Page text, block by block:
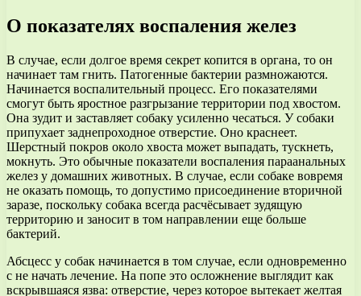
О показателях воспаления желез
В случае, если долгое время секрет копится в органа, то он
начинает там гнить. Патогенные бактерии размножаются.
Начинается воспалительный процесс. Его показателями
смогут быть яростное разгрызание территории под хвостом.
Она зудит и заставляет собаку усиленно чесаться. У собаки
припухает заднепроходное отверстие. Оно краснеет.
Шерстный покров около хвоста может выпадать, тускнеть,
мокнуть. Это обычные показатели воспаления параанальных
желез у домашних животных. В случае, если собаке вовремя
не оказать помощь, то допустимо присоединение вторичной
заразе, поскольку собака всегда расчёсывает зудящую
территорию и заносит в том направлении еще больше
бактерий.
Абсцесс у собак начинается в том случае, если одновременно
с не начать лечение. На попе это осложнение выглядит как
вскрывшаяся язва: отверстие, через которое вытекает желтая